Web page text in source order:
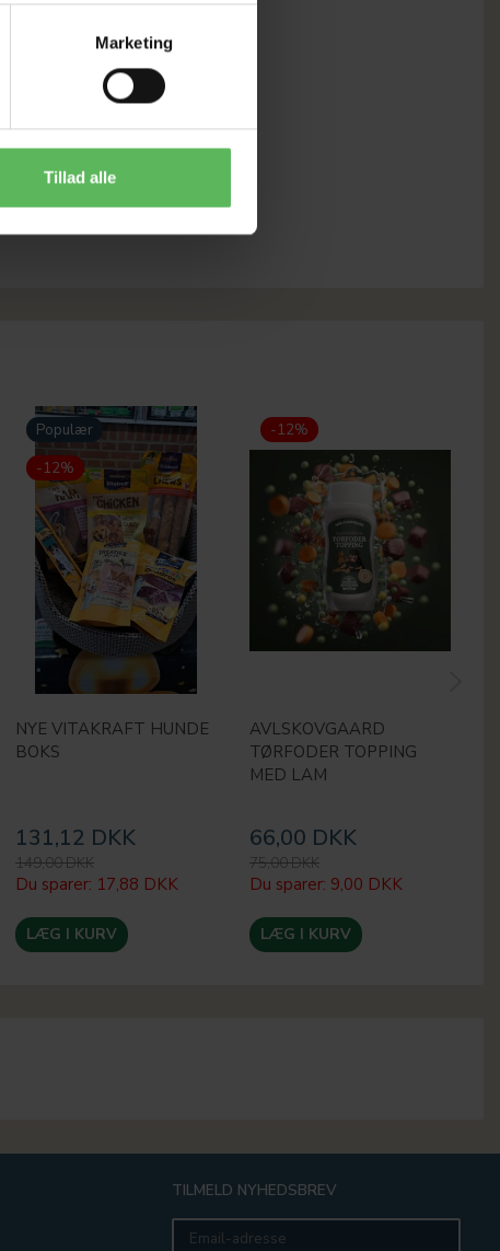
Marketing
Tillad alle
Populær
-12%
NYE VITAKRAFT HUNDE
BOKS
131,12 DKK
149,00 DKK
Du sparer: 17,88 DKK
LÆG I KURV
-12%
AVLSKOVGAARD
TØRFODER TOPPING
MED LAM
66,00 DKK
75,00 DKK
Du sparer: 9,00 DKK
LÆG I KURV
TILMELD NYHEDSBREV
Email-